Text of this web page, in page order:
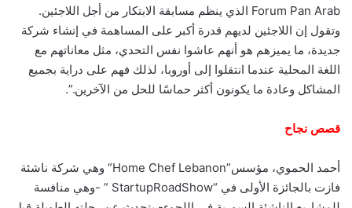
Forum Pan Arab الذي ينظم مسابقة الابتكار من أجل اللاجئين.
وتقول إن اللاجئين لديهم قدرة أكبر على المساهمة في إنشاء شركة
جديدة، ما يميزهم هو أنهم عاشوا نفس التحدي، مثل معاناتهم مع
اللغة المحلية عندما انتقلوا إلى أوروبا، لذلك فهم على دراية بجميع
المشاكل وعادة ما يكونون أكثر حماسًا للحل من الآخرين.”.
قصص نجاح
أحمد الحموي، مؤسس”Home Chef Lebanon” وهي شركة ناشئة
فازت بالجائزة الأولى في “StartupRoadShow ” -وهي منافسة